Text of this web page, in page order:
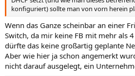
konfiguriert) sollte man von vorn herein
Wenn das Ganze scheinbar an einer
Switch, da mir keine FB mit mehr als
dürfte das keine großartig geplante
Aber wie hier ja schon angemerkt
nicht darauf ausgelegt, ein